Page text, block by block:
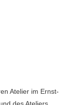
Atelier im Ernst-